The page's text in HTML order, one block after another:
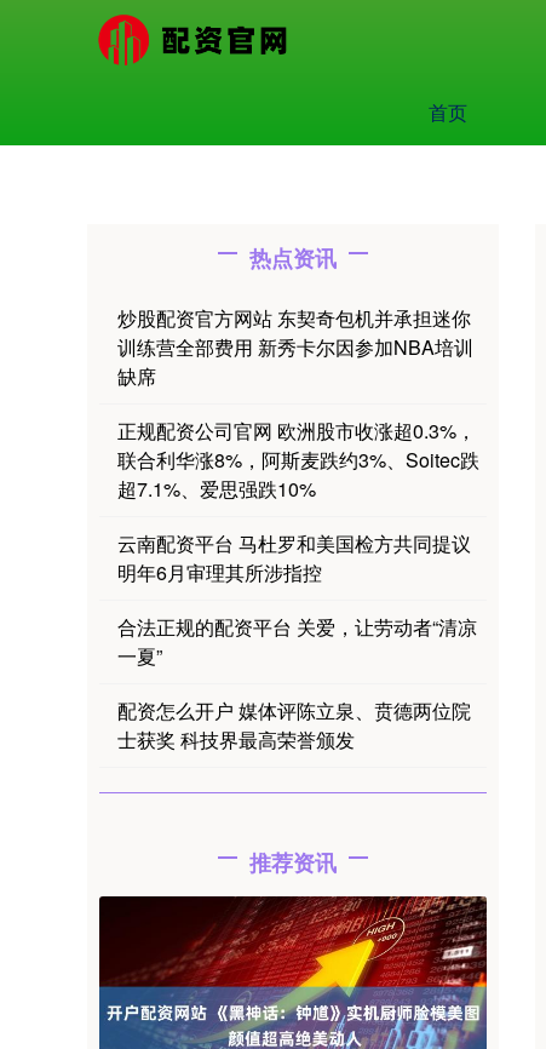
首页
热点资讯
炒股配资官方网站 东契奇包机并承担迷你
训练营全部费用 新秀卡尔因参加NBA培训
缺席
正规配资公司官网 欧洲股市收涨超0.3%，
联合利华涨8%，阿斯麦跌约3%、Soitec跌
超7.1%、爱思强跌10%
云南配资平台 马杜罗和美国检方共同提议
明年6月审理其所涉指控
合法正规的配资平台 关爱，让劳动者“清凉
一夏”
配资怎么开户 媒体评陈立泉、贲德两位院
士获奖 科技界最高荣誉颁发
推荐资讯